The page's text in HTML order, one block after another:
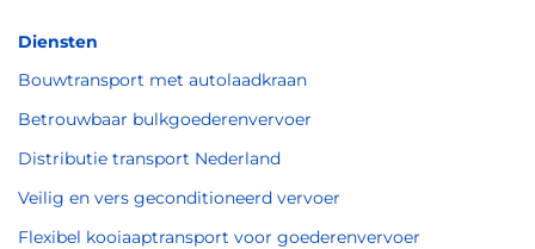
Diensten
Bouwtransport met autolaadkraan
Betrouwbaar bulkgoederenvervoer
Distributie transport Nederland
Veilig en vers geconditioneerd vervoer
Flexibel kooiaaptransport voor goederenvervoer